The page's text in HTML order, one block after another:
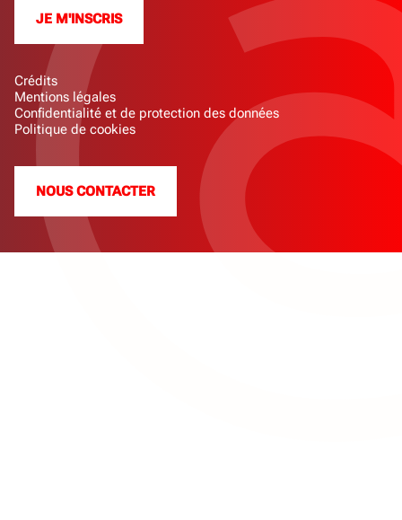
Crédits
Mentions légales
Confidentialité et de protection des données
Politique de cookies
NOUS CONTACTER
JE M'INSCRIS